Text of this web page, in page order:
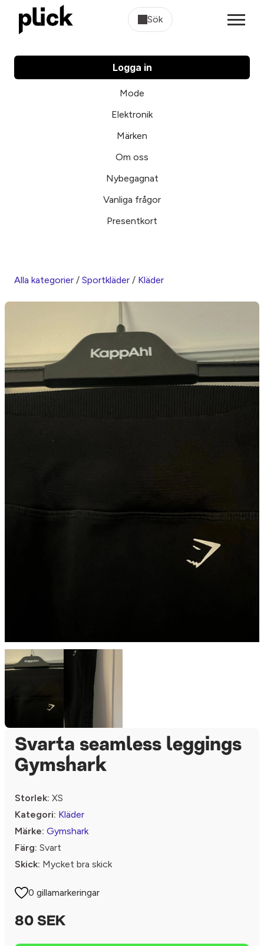
Sök
Logga in
Mode
Elektronik
Märken
Om oss
Nybegagnat
Vanliga frågor
Presentkort
Alla kategorier / Sportkläder / Kläder
Svarta seamless leggings
Gymshark
Storlek: XS
Kategori: Kläder
Märke: Gymshark
Färg: Svart
Skick: Mycket bra skick
0 gillamarkeringar
80 SEK